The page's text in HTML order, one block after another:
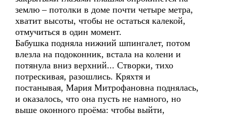
землю – потолки в доме почти четыре метра,
хватит высоты, чтобы не остаться калекой,
отмучиться в один момент.
Бабушка подняла нижний шпингалет, потом
влезла на подоконник, встала на колени и
потянула вниз верхний... Створки, тихо
потрескивая, разошлись. Кряхтя и
постанывая, Мария Митрофановна поднялась,
и оказалось, что она пусть не намного, но
выше оконного проёма: чтобы выйти,